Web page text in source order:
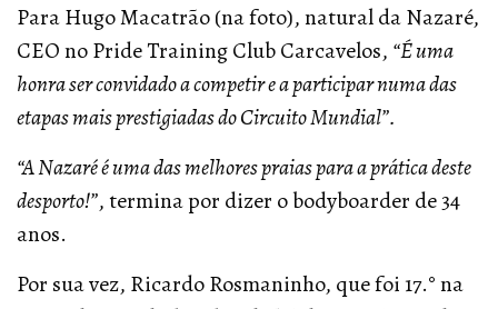
Para Hugo Macatrão (na foto), natural da Nazaré,
CEO no Pride Training Club Carcavelos, “É uma
honra ser convidado a competir e a participar numa das
etapas mais prestigiadas do Circuito Mundial”.
“A Nazaré é uma das melhores praias para a prática deste
desporto!”, termina por dizer o bodyboarder de 34
anos.
Por sua vez, Ricardo Rosmaninho, que foi 17.° na